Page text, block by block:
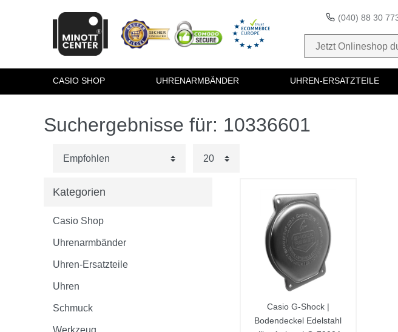
(040) 88 30
CASIO SHOP UHRENARMBÄNDER UHREN-ERSATZTEILE
Suchergebnisse für: 10336601
Kategorien
Casio Shop
Uhrenarmbänder
Uhren-Ersatzteile
Uhren
Schmuck
Werkzeug
Casio G-Shock |
Bodendeckel Edelstahl